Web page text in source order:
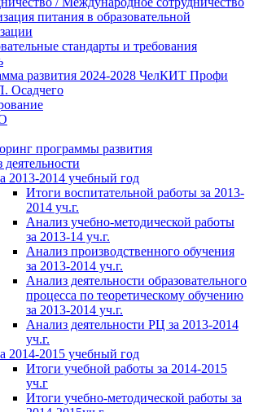
питания в образовательной
стандарты и требования
развития 2024-2028 ЧелКИТ Профи
Осадчего
программы развития
2013-2014 учебный год
Итоги воспитательной работы за 2013-
2014 уч.г.
Анализ учебно-методической работы
за 2013-14 уч.г.
Анализ производственного обучения
за 2013-2014 уч.г.
Анализ деятельности образовательного
процесса по теоретическому обучению
за 2013-2014 уч.г.
Анализ деятельности РЦ за 2013-2014
уч.г.
2014-2015 учебный год
Итоги учебной работы за 2014-2015
уч.г
Итоги учебно-методической работы за